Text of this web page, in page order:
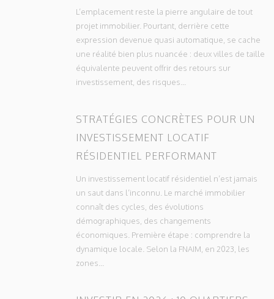
L’emplacement reste la pierre angulaire de tout
projet immobilier. Pourtant, derrière cette
expression devenue quasi automatique, se cache
une réalité bien plus nuancée : deux villes de taille
équivalente peuvent offrir des retours sur
investissement, des risques...
STRATÉGIES CONCRÈTES POUR UN
INVESTISSEMENT LOCATIF
RÉSIDENTIEL PERFORMANT
Un investissement locatif résidentiel n’est jamais
un saut dans l’inconnu. Le marché immobilier
connaît des cycles, des évolutions
démographiques, des changements
économiques. Première étape : comprendre la
dynamique locale. Selon la FNAIM, en 2023, les
zones...